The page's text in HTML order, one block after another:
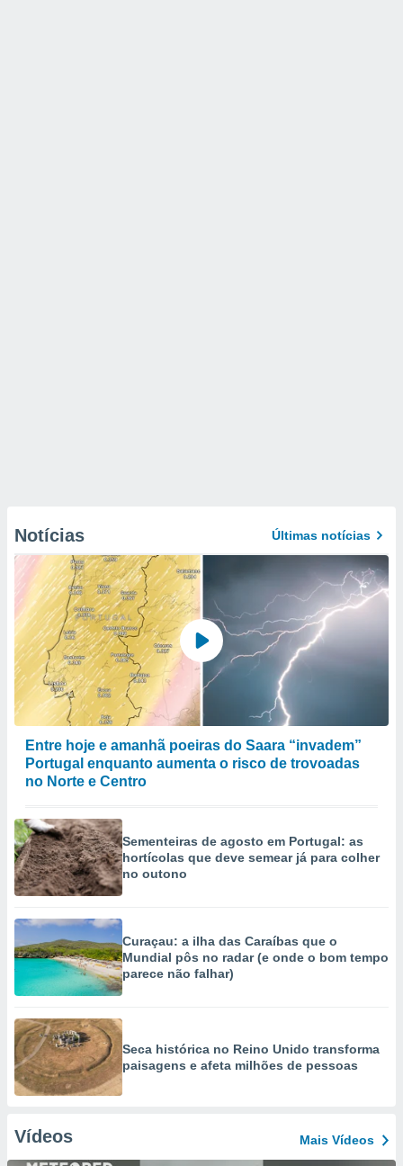
Notícias Últimas notícias
Entre hoje e amanhã poeiras do Saara “invadem”
Portugal enquanto aumenta o risco de trovoadas
no Norte e Centro
Sementeiras de agosto em Portugal: as
hortícolas que deve semear já para colher
no outono
Curaçau: a ilha das Caraíbas que o
Mundial pôs no radar (e onde o bom tempo
parece não falhar)
Seca histórica no Reino Unido transforma
paisagens e afeta milhões de pessoas
Vídeos Mais Vídeos